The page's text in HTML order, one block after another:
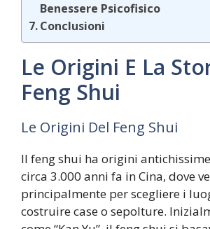
Benessere Psicofisico
Conclusioni
Le Origini E La
Feng Shui
Le Origini Del Feng Shui
Il feng shui ha origini
circa 3.000 anni fa in Cina, dove
principalmente per scegliere i
costruire case o sepolture.